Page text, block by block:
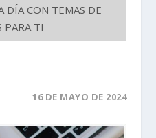
DÍA CON TEMAS DE
PARA TI
16 DE MAYO DE 2024